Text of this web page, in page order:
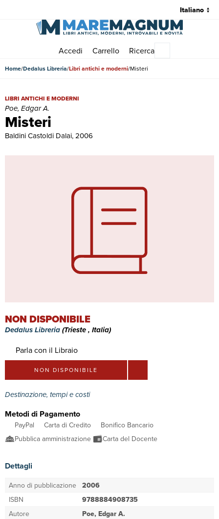
Accedi Carrello Ricerca
Home Dedalus Libreria Libri antichi e moderni Misteri
Misteri
Misteri | Libri antichi e moderni | Poe, Edgar A.
LIBRI ANTICHI E MODERNI
Poe, Edgar A.
Baldini Castoldi Dalai, 2006
NON DISPONIBILE
Dedalus Libreria(Trieste , Italia)
Parla con il Libraio
NON DISPONIBILE
Destinazione, tempi e costi
Metodi di Pagamento
PayPal Carta di Credito
Bonifico Bancario
Pubblica amministrazione
Carta del Docente
Dettagli
Anno di pubblicazione 2006
ISBN
9788884908735
Autore
Poe, Edgar A.